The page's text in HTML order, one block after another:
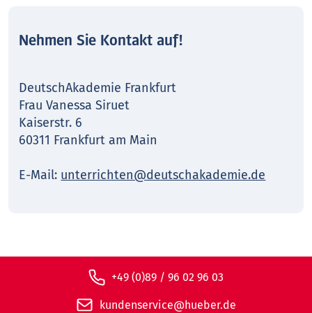
Nehmen Sie Kontakt auf!
DeutschAkademie Frankfurt
Frau Vanessa Siruet
Kaiserstr. 6
60311 Frankfurt am Main
E-Mail: unterrichten@deutschakademie.de
+49 (0)89 / 96 02 96 03
kundenservice@hueber.de